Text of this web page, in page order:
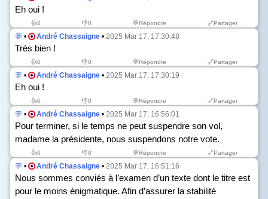
Eh oui !
👍2 👎0 💬Répondre 🔗Partager
💬 • André Chassaigne • 2025 Mar 17, 17:30:48
Très bien !
👍0 👎0 💬Répondre 🔗Partager
💬 • André Chassaigne • 2025 Mar 17, 17:30:19
Eh oui !
👍0 👎0 💬Répondre 🔗Partager
💬 • André Chassaigne • 2025 Mar 17, 16:56:01
Pour terminer, si le temps ne peut suspendre son vol,
madame la présidente, nous suspendons notre vote.
👍0 👎0 💬Répondre 🔗Partager
💬 • André Chassaigne • 2025 Mar 17, 16:51:16
Nous sommes conviés à l’examen d’un texte dont le titre est
pour le moins énigmatique. Afin d’assurer la stabilité